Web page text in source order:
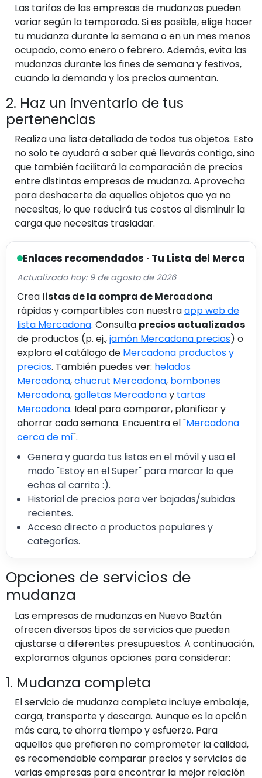
Las tarifas de las empresas de mudanzas pueden
variar según la temporada. Si es posible, elige hacer
tu mudanza durante la semana o en un mes menos
ocupado, como enero o febrero. Además, evita las
mudanzas durante los fines de semana y festivos,
cuando la demanda y los precios aumentan.
2. Haz un inventario de tus
pertenencias
Realiza una lista detallada de todos tus objetos. Esto
no solo te ayudará a saber qué llevarás contigo, sino
que también facilitará la comparación de precios
entre distintas empresas de mudanza. Aprovecha
para deshacerte de aquellos objetos que ya no
necesitas, lo que reducirá tus costos al disminuir la
carga que necesitas trasladar.
Enlaces recomendados · Tu Lista del Merca
Actualizado hoy: 9 de agosto de 2026
Crea listas de la compra de Mercadona
rápidas y compartibles con nuestraapp web de
lista Mercadona. Consulta precios actualizados
de productos (p. ej.,jamón Mercadona precios) o
explora el catálogo de Mercadona productos y
precios. También puedes ver: helados
Mercadona,chucrut Mercadona, bombones
Mercadona,galletas Mercadonay tartas
Mercadona. Ideal para comparar, planificar y
ahorrar cada semana. Encuentra el "Mercadona
cerca de mí".
Genera y guarda tus listas en el móvil y usa el
modo "Estoy en el Super" para marcar lo que
echas al carrito :).
Historial de precios para ver bajadas/subidas
recientes.
Acceso directo a productos populares y
categorías.
Opciones de servicios de
mudanza
Las empresas de mudanzas en Nuevo Baztán
ofrecen diversos tipos de servicios que pueden
ajustarse a diferentes presupuestos. A continuación,
exploramos algunas opciones para considerar:
1. Mudanza completa
El servicio de mudanza completa incluye embalaje,
carga, transporte y descarga. Aunque es la opción
más cara, te ahorra tiempo y esfuerzo. Para
aquellos que prefieren no comprometer la calidad,
es recomendable comparar precios y servicios de
varias empresas para encontrar la mejor relación